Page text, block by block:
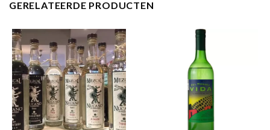
GERELATEERDE PRODUCTEN